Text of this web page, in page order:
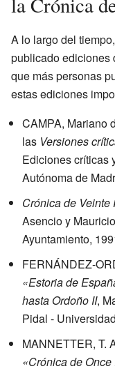
A lo largo del
publicado ediciones
que más personas
estas ediciones
CAMPA, Mariano
las Versiones
Ediciones críticas
Autónoma de
Crónica de Veinte
Asencio y
Ayuntamiento,
FERNÁNDEZ-
«Estoria de
hasta Ordoño II,
Pidal -
MANNETTER, T.
«Crónica de